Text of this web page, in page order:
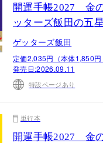
開運手帳2027 金
ッターズ飯田の五
ゲッターズ飯田
定価2,035円（本体1,850円
発売日:2026.09.11
特設ページあり
単行本
開運手帳2027 金